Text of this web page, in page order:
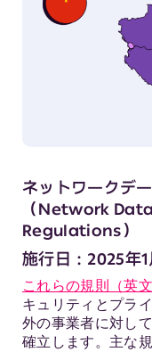
ネットワークデ
（Network
Regulations）
施行日：2025年1
これらの規則（英文
キュリティとプラ
外の事業者に対し
確立します。主な